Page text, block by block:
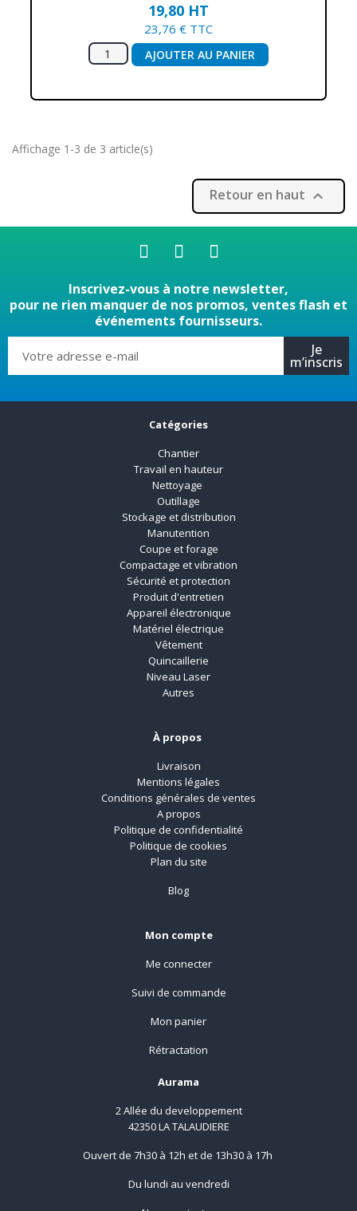
19,80 HT
23,76 € TTC
AJOUTER AU PANIER
Affichage 1-3 de 3 article(s)
Retour en haut 
Inscrivez-vous à notre newsletter,
pour ne rien manquer de nos promos, ventes flash et
événements fournisseurs.
Je
m’inscris
Catégories
Chantier
Travail en hauteur
Nettoyage
Outillage
Stockage et distribution
Manutention
Coupe et forage
Compactage et vibration
Sécurité et protection
Produit d'entretien
Appareil électronique
Matériel électrique
Vêtement
Quincaillerie
Niveau Laser
Autres
À propos
Livraison
Mentions légales
Conditions générales de ventes
A propos
Politique de confidentialité
Politique de cookies
Plan du site
Blog
Mon compte
Me connecter
Suivi de commande
Mon panier
Rétractation
Aurama
2 Allée du developpement
42350 LA TALAUDIERE
Ouvert de 7h30 à 12h et de 13h30 à 17h
Du lundi au vendredi